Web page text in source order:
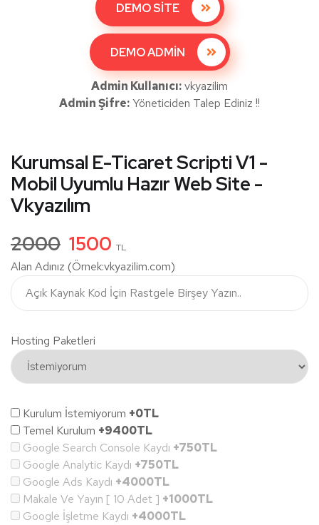
DEMO SİTE
DEMO ADMİN
Admin Kullanıcı:vkyazilim
Admin Şifre:Yöneticiden Talep Ediniz !!
Kurumsal E-Ticaret Scripti V1 -
Mobil Uyumlu Hazır Web Site -
Vkyazılım
2000 1500 TL
Alan Adınız (Örnek:vkyazilim.com)
Hosting Paketleri
Kurulum İstemiyorum +0TL
Temel Kurulum +9400TL
Google Search Console Kaydı +750TL
Google Analytic Kaydı +750TL
Google Ads Kaydı +4000TL
Makale Ve Yayın [ 10 Adet ] +1000TL
Google İşletme Kaydı +4000TL